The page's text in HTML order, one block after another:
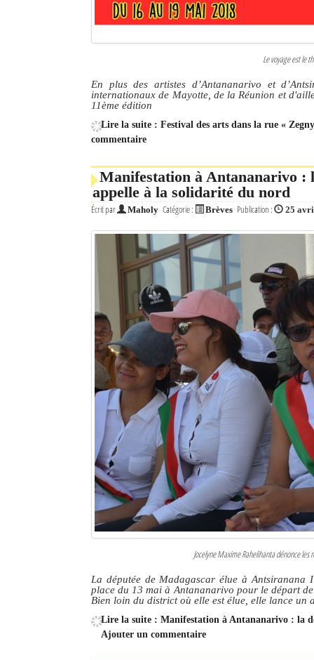
Le voyage est le
En plus des artistes d’Antananarivo et
internationaux de Mayotte, de la Réunion et
11ème édition
Lire la suite : Festival des arts dans la rue «
commentaire
Manifestation à Antananarivo :
appelle à la solidarité du nord
Écrit par Maholy Catégorie : Brèves Publication : 25
Jocelyne Maxime Rahelihanta dénonce les
La députée de Madagascar élue à
place du 13 mai à Antananarivo pour le départ
Bien loin du district où elle est élue, elle lance un
Lire la suite : Manifestation à Antananarivo : la
Ajouter un commentaire